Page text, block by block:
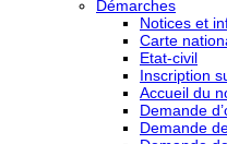
Démarches
Notices et
Carte
Etat-civil
Inscription
Accueil du
Demande
Demande